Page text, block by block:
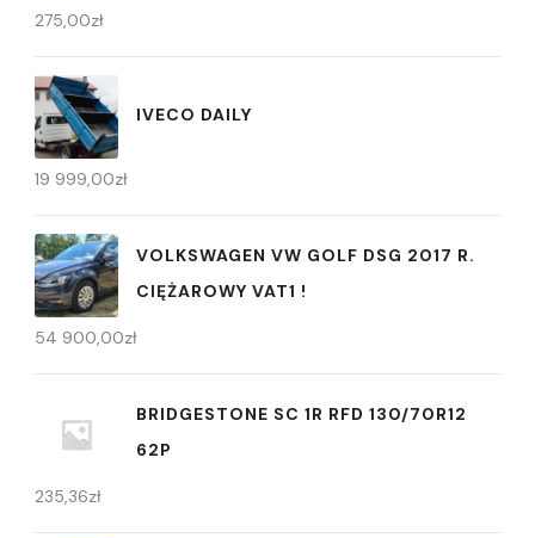
275,00zł
IVECO DAILY
19 999,00zł
VOLKSWAGEN VW GOLF DSG 2017 R.
CIĘŻAROWY VAT1 !
54 900,00zł
BRIDGESTONE SC 1R RFD 130/70R12
62P
235,36zł